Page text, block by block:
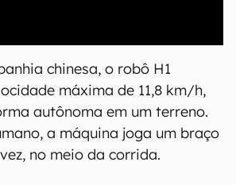
chinesa, o robô H1
máxima de 11,8 km/h,
autônoma em um terreno.
a máquina joga um braço
no meio da corrida.